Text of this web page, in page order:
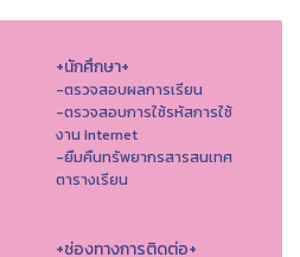
+นักศึกษา+
-ตรวจสอบผลการเรียน
-ตรวจสอบการใช้รหัสการใช้
งาน Internet
-ยืมคืนทรัพยากรสารสนเทศ
ตารางเรียน
+ช่องทางการติดต่อ+